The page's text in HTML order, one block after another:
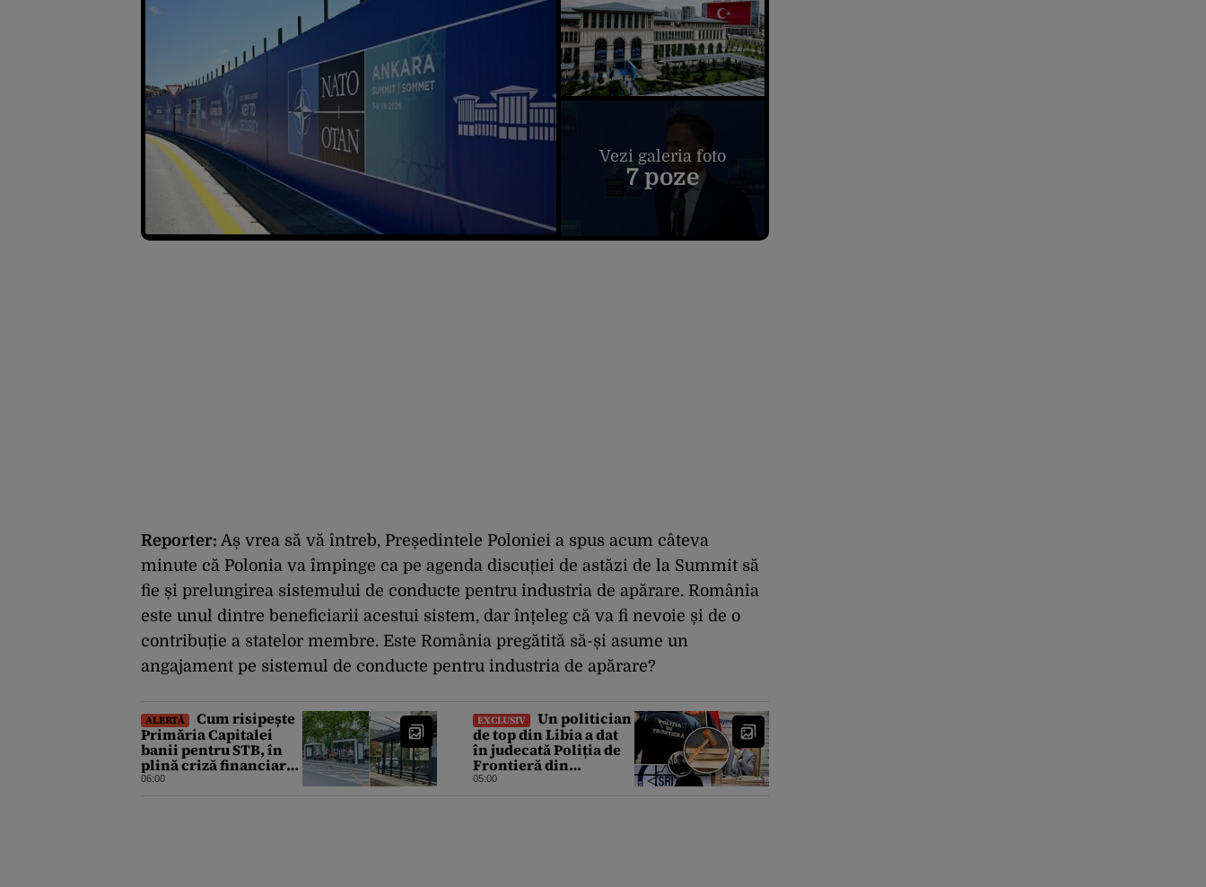
Vezi galeria foto
7 poze
Reporter: Aș vrea să vă întreb, Președintele Poloniei a spus acum câteva
minute că Polonia va împinge ca pe agenda discuției de astăzi de la Summit să
fie și prelungirea sistemului de conducte pentru industria de apărare. România
este unul dintre beneficiarii acestui sistem, dar înțeleg că va fi nevoie și de o
contribuție a statelor membre. Este România pregătită să-și asume un
angajament pe sistemul de conducte pentru industria de apărare?
ALERTĂ
Cum risipește
Primăria Capitalei
banii pentru STB, în
plină criză financiară
a societății de
06:00
EXCLUSIV
Un politician
de top din Libia a dat
în judecată Poliția de
Frontieră din
România după ce SRI
05:00